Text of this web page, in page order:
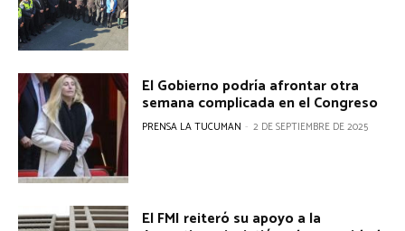
n
t
r
a
d
a
El Gobierno podría afrontar otra
semana complicada en el Congreso
PRENSA LA TUCUMAN - 2 DE SEPTIEMBRE DE 2025
El FMI reiteró su apoyo a la